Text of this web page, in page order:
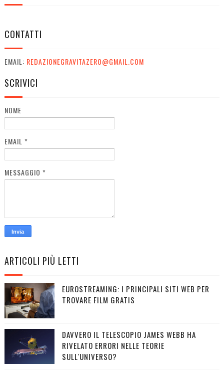
CONTATTI
EMAIL: REDAZIONEGRAVITAZERO@GMAIL.COM
SCRIVICI
NOME
EMAIL *
MESSAGGIO *
ARTICOLI PIÙ LETTI
EUROSTREAMING: I PRINCIPALI SITI WEB PER
TROVARE FILM GRATIS
DAVVERO IL TELESCOPIO JAMES WEBB HA
RIVELATO ERRORI NELLE TEORIE
SULL'UNIVERSO?